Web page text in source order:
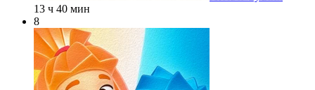
13 ч 40 мин
8